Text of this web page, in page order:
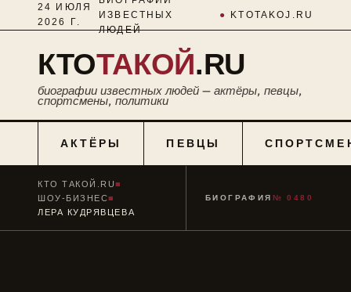
24 ИЮЛЯ
2026 Г.
ИЗВЕСТНЫХ
ЛЮДЕЙ
● KTOTAKOJ.RU
КТОТАКОЙ.RU
биографии известных людей — актёры, певцы,
спортсмены, политики
АКТЁРЫ ПЕВЦЫ
КТО ТАКОЙ.RU■
ШОУ-БИЗНЕС■
ЛЕРА КУДРЯВЦЕВА
БИОГРАФИЯ № 0480